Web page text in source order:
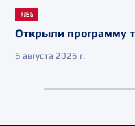
КЛУБ
Открыли программу
6 августа 2026 г.